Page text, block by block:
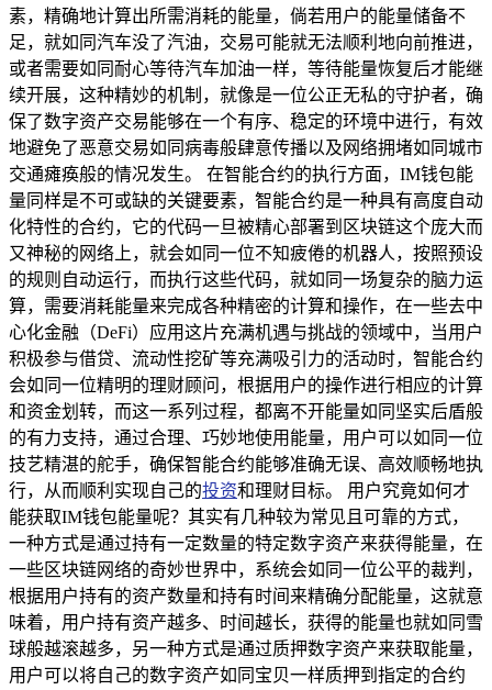
素，精确地计算出所需消耗的能量，倘若用户的能量储备不
足，就如同汽车没了汽油，交易可能就无法顺利地向前推进，
或者需要如同耐心等待汽车加油一样，等待能量恢复后才能继
续开展，这种精妙的机制，就像是一位公正无私的守护者，确
保了数字资产交易能够在一个有序、稳定的环境中进行，有效
地避免了恶意交易如同病毒般肆意传播以及网络拥堵如同城市
交通瘫痪般的情况发生。 在智能合约的执行方面，IM钱包能
量同样是不可或缺的关键要素，智能合约是一种具有高度自动
化特性的合约，它的代码一旦被精心部署到区块链这个庞大而
又神秘的网络上，就会如同一位不知疲倦的机器人，按照预设
的规则自动运行，而执行这些代码，就如同一场复杂的脑力运
算，需要消耗能量来完成各种精密的计算和操作，在一些去中
心化金融（DeFi）应用这片充满机遇与挑战的领域中，当用户
积极参与借贷、流动性挖矿等充满吸引力的活动时，智能合约
会如同一位精明的理财顾问，根据用户的操作进行相应的计算
和资金划转，而这一系列过程，都离不开能量如同坚实后盾般
的有力支持，通过合理、巧妙地使用能量，用户可以如同一位
技艺精湛的舵手，确保智能合约能够准确无误、高效顺畅地执
行，从而顺利实现自己的投资和理财目标。 用户究竟如何才
能获取IM钱包能量呢？其实有几种较为常见且可靠的方式，
一种方式是通过持有一定数量的特定数字资产来获得能量，在
一些区块链网络的奇妙世界中，系统会如同一位公平的裁判，
根据用户持有的资产数量和持有时间来精确分配能量，这就意
味着，用户持有资产越多、时间越长，获得的能量也就如同雪
球般越滚越多，另一种方式是通过质押数字资产来获取能量，
用户可以将自己的数字资产如同宝贝一样质押到指定的合约